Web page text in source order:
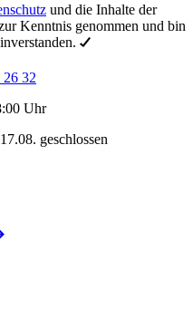
und die Inhalte der
Kenntnis genommen und bin
32
Uhr
geschlossen